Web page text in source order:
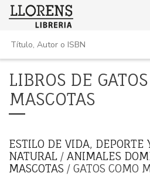
LIBROS DE
MASCOTAS
ESTILO DE VIDA, DEPORTE
NATURAL / ANIMALES
MASCOTAS / GATOS COMO